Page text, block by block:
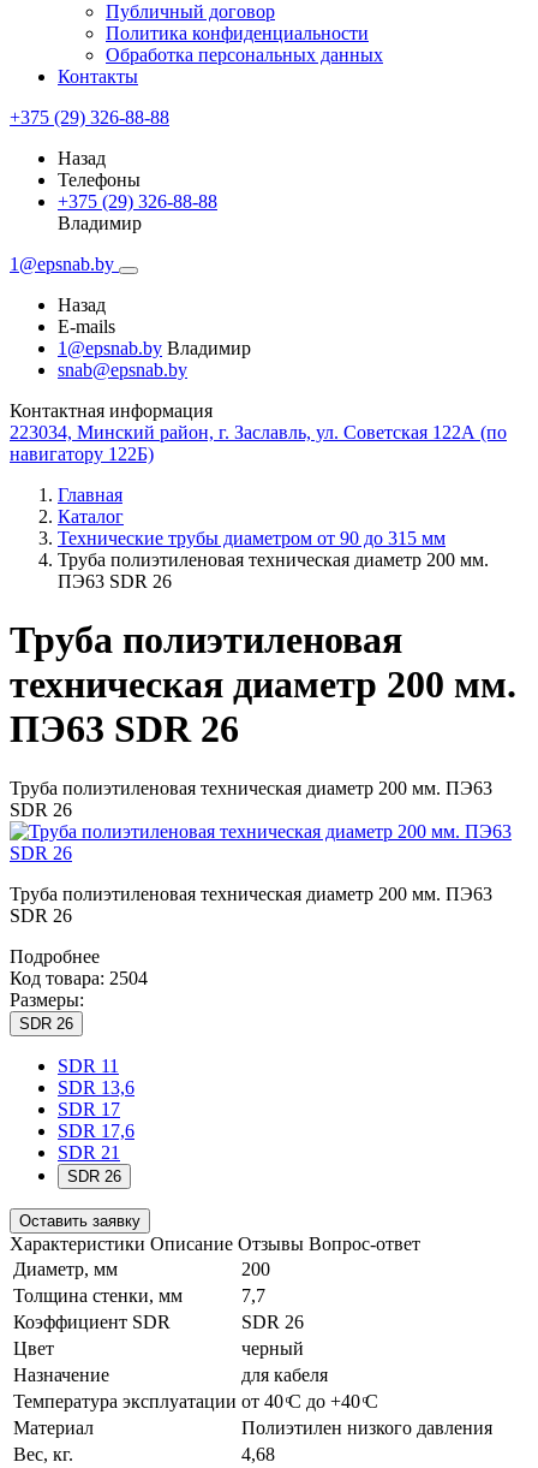
Публичный договор
Политика конфиденциальности
Обработка персональных данных
Контакты
+375 (29) 326-88-88
Назад
Телефоны
+375 (29) 326-88-88
Владимир
1@epsnab.by
Назад
E-mails
1@epsnab.by Владимир
snab@epsnab.by
Контактная информация
223034, Минский район, г. Заславль, ул. Советская 122А (по
навигатору 122Б)
Главная
Каталог
Технические трубы диаметром от 90 до 315 мм
Труба полиэтиленовая техническая диаметр 200 мм.
ПЭ63 SDR 26
Труба полиэтиленовая
техническая диаметр 200 мм.
ПЭ63 SDR 26
Труба полиэтиленовая техническая диаметр 200 мм. ПЭ63
SDR 26
Труба полиэтиленовая техническая диаметр 200 мм. ПЭ63
SDR 26
Подробнее
Код товара: 2504
Размеры:
SDR 26
SDR 11
SDR 13,6
SDR 17
SDR 17,6
SDR 21
SDR 26
Оставить заявку
Характеристики Описание Отзывы Вопрос-ответ
Диаметр, мм
200
Толщина стенки, мм
7,7
Коэффициент SDR
SDR 26
Цвет
черный
Назначение
для кабеля
Температура эксплуатации от 40 ͦС до +40 ͦС
Материал
Полиэтилен низкого давления
Вес, кг.
4,68